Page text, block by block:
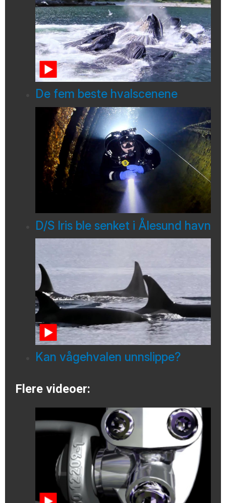
De fem beste hvalscenene
D/S Iris ble senket i Ålesund havn
Kan vågehvalen unnslippe?
Flere videoer: